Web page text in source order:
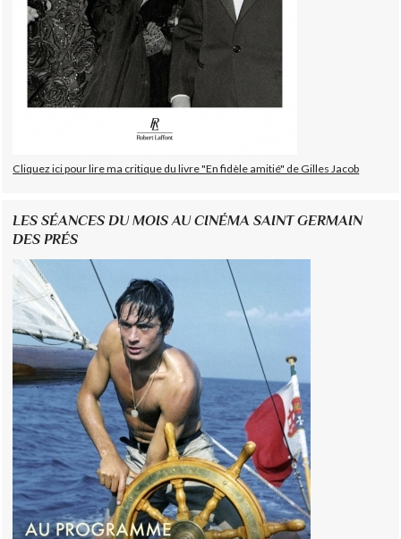
Cliquez ici pour lire ma critique du livre "En fidèle amitié" de Gilles Jacob
LES SÉANCES DU MOIS AU CINÉMA SAINT GERMAIN
DES PRÉS